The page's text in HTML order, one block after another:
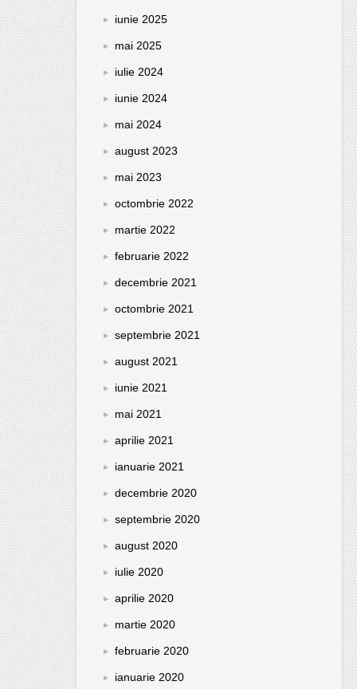
iunie 2025
mai 2025
iulie 2024
iunie 2024
mai 2024
august 2023
mai 2023
octombrie 2022
martie 2022
februarie 2022
decembrie 2021
octombrie 2021
septembrie 2021
august 2021
iunie 2021
mai 2021
aprilie 2021
ianuarie 2021
decembrie 2020
septembrie 2020
august 2020
iulie 2020
aprilie 2020
martie 2020
februarie 2020
ianuarie 2020